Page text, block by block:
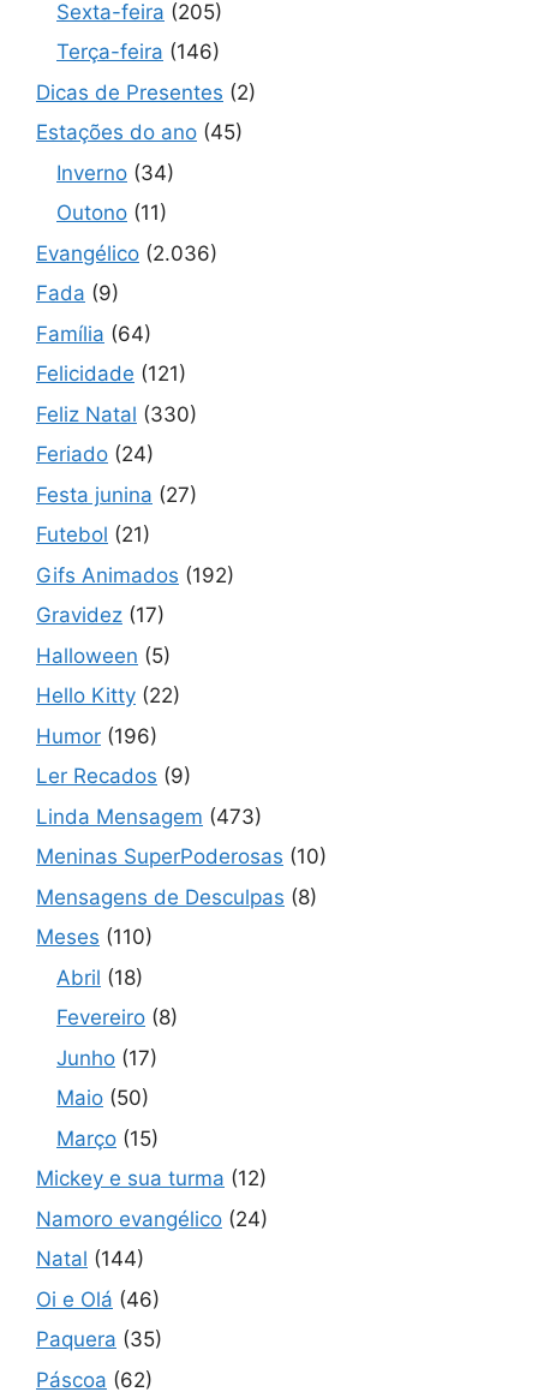
Sexta-feira (205)
Terça-feira (146)
Dicas de Presentes (2)
Estações do ano (45)
Inverno (34)
Outono (11)
Evangélico (2.036)
Fada (9)
Família (64)
Felicidade (121)
Feliz Natal (330)
Feriado (24)
Festa junina (27)
Futebol (21)
Gifs Animados (192)
Gravidez (17)
Halloween (5)
Hello Kitty (22)
Humor (196)
Ler Recados (9)
Linda Mensagem (473)
Meninas SuperPoderosas (10)
Mensagens de Desculpas (8)
Meses (110)
Abril (18)
Fevereiro (8)
Junho (17)
Maio (50)
Março (15)
Mickey e sua turma (12)
Namoro evangélico (24)
Natal (144)
Oi e Olá (46)
Paquera (35)
Páscoa (62)